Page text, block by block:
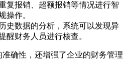
复报销、超额报销等情况进行智
操作。
史数据的分析，系统可以发现异
醒财务人员进行核查。
确性，还增强了企业的财务管理